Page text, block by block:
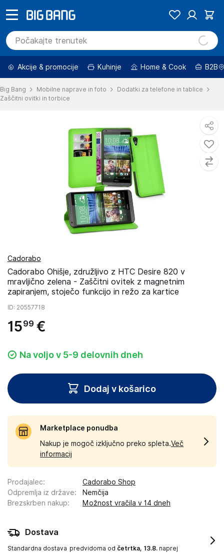
Akcije & promocije Kuhinje Home & Cook B2B
Big Bang Mobilne naprave in foto
Dodatki za telefone in tablice
Zaščitni ovitki in torbice
Cadorabo
Cadorabo Ohišje, združljivo z HTC Desire 820 v
mravljično zelena - Zaščitni ovitek z magnetnim
zapiranjem, stoječo funkcijo in režo za kartice
ID: 20557718
1599 €
Na voljo v 5-9 delovnih dneh
Dodaj v košarico
Marketplace ponudba
Nakup je mogoč izključno preko spleta.Več
informacij
Prodajalec:
Cadorabo Shop
Odpremlja iz države:
Nemčija
Brezskrben nakup: Možnost vračila v 14 dneh
Dostava
Standardna dostava predvidoma od četrtka, 13.8. naprej